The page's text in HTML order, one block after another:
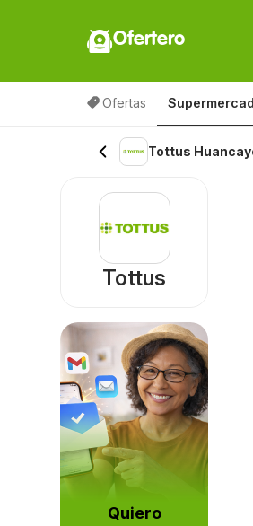
Ofertero
Ofertas
Tottus
Tottus
Quiero